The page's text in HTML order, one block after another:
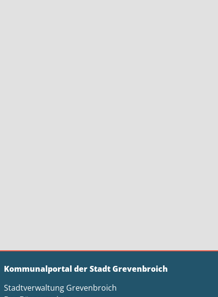
Kommunalportal der Stadt Grevenbroich
Stadtverwaltung Grevenbroich